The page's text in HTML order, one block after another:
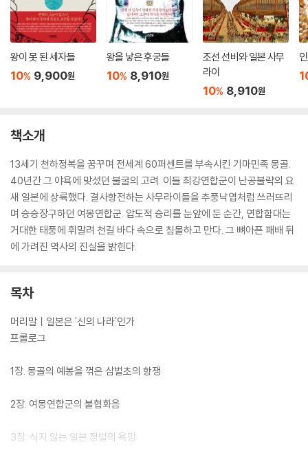
왕이 못 된 세자들
10% 9,900원
왕을 낳은 후궁들
10% 8,910원
조선 선비와 일본 사무
라이
10% 8,910원
책소개
13세기 천하정복을 꿈꾸며 전세계 60퍼센트를 부속시킨 기마민족 몽골.
40년간 그 야욕에 맞섰던 불굴의 고려. 이들 최강연합군이 난공불략의 요
새 일본에 상륙했다. 결사항전하는 사무라이들을 추풍낙엽처럼 쓰러뜨리
며 승승장구하던 여몽연합군. 압도적 승리를 눈앞에 둔 순간, 연합함대는
거대한 태풍에 휘말려 천길 바다 속으로 침몰하고 만다. 그 뼈아픈 패배 뒤
에 가려진 역사의 진실을 밝힌다.
목차
머리말ㅣ일본은 '신의 나라'인가
프롤로그
1장. 몽골의 예봉을 꺾은 삼벌초의 항쟁
2장. 여몽연합군의 불협화음
3장. 식지 않는 일본 정벌의 욕망